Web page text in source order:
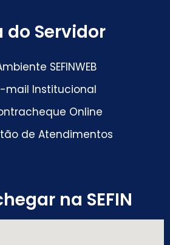
do Servidor
SEFINWEB
mail Institucional
Online
de Atendimentos
na SEFIN